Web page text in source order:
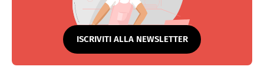
ISCRIVITI ALLA NEWSLETTER